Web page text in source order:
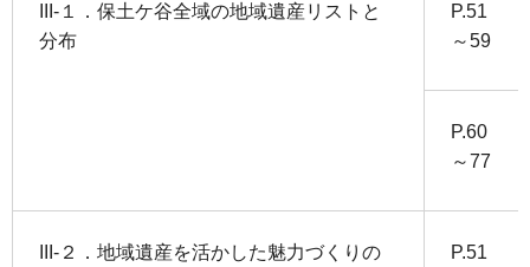
III-１．保土ケ谷全域の地域遺産リストと
分布
P.51
～59
P.60
～77
III-２．地域遺産を活かした魅力づくりの
P.51